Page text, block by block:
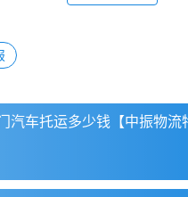
汽车托运多少钱【中振物流